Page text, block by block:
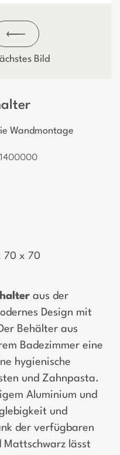
Bild
Wandmontage
70 x 70
aus der
Design mit
Behälter aus
Badezimmer eine
hygienische
und Zahnpasta.
Aluminium und
und
der verfügbaren
Mattschwarz lässt